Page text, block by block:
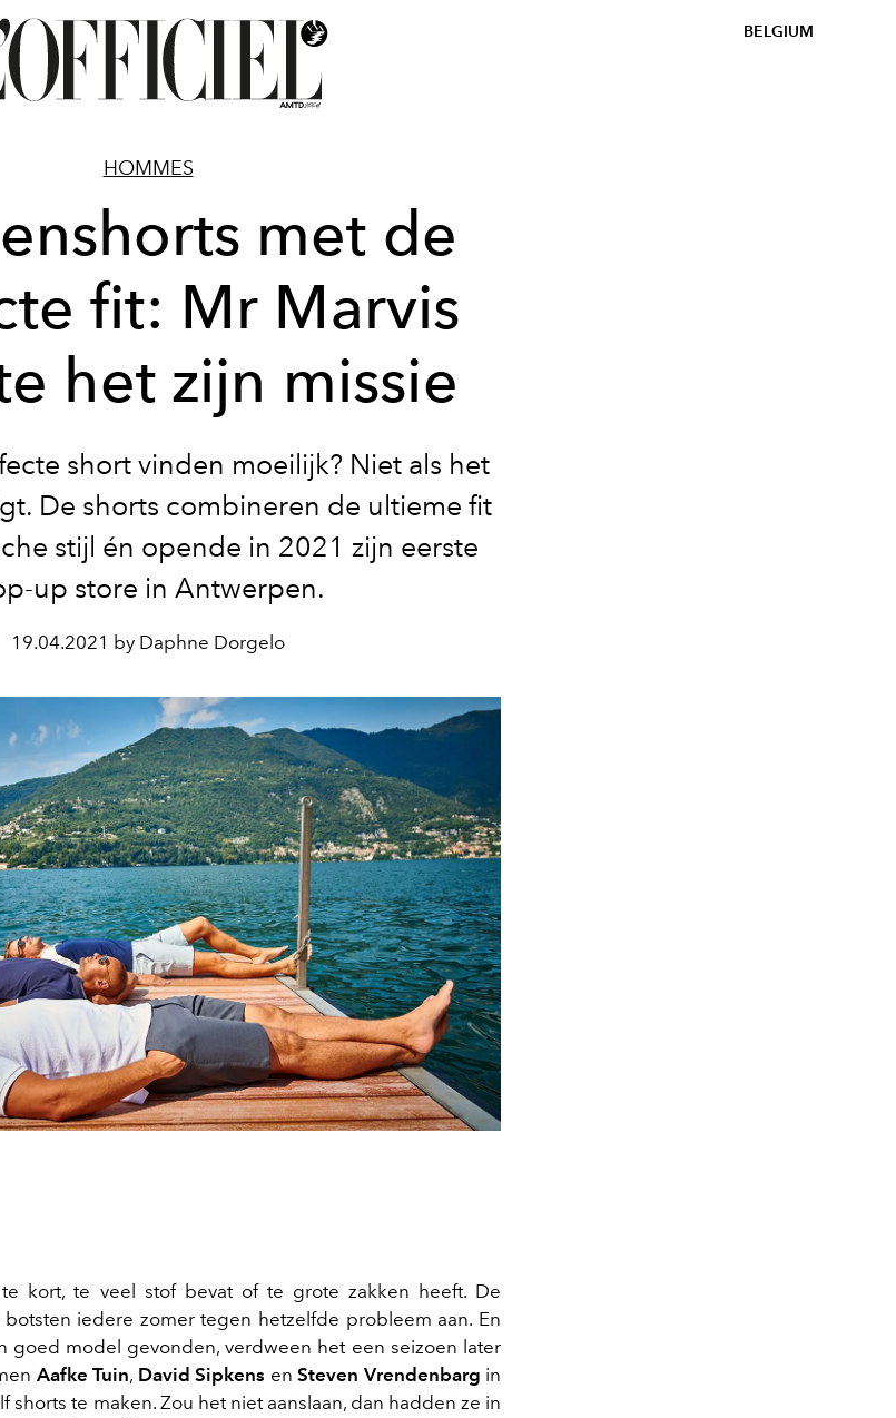
BELGIUM
HOMMES
met de
fit: Mr Marvis
het zijn missie
short vinden moeilijk? Niet als het
De shorts combineren de ultieme fit
stijl én opende in 2021 zijn eerste
up store in Antwerpen.
19.04.2021 by Daphne Dorgelo
kort, te veel stof bevat of te grote zakken heeft. De
botsten iedere zomer tegen hetzelfde probleem aan. En
goed model gevonden, verdween het een seizoen later
Aafke Tuin, David Sipkens en Steven Vrendenbarg in
shorts te maken. Zou het niet aanslaan, dan hadden ze in